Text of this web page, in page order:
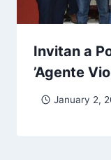
Invitan a
’Agente
January 2,